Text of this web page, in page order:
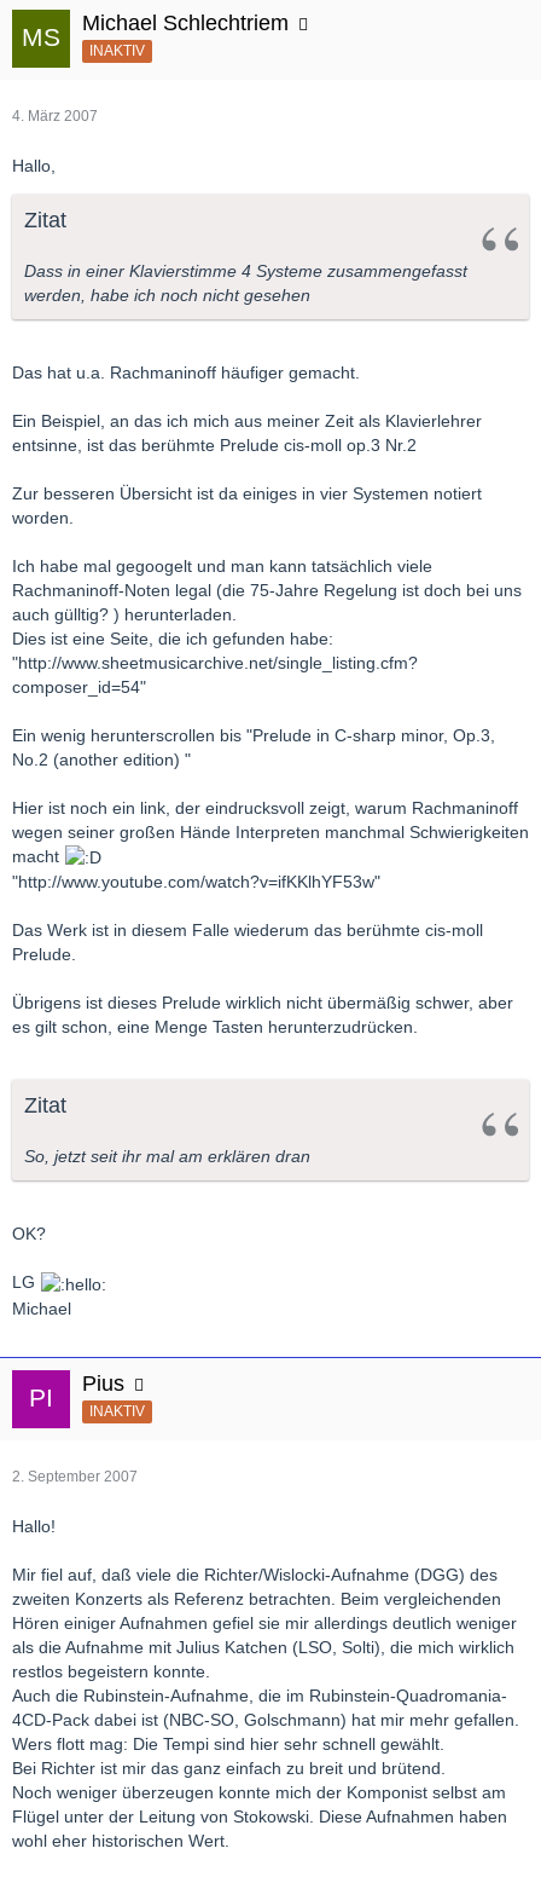
Michael Schlechtriem
INAKTIV
4. März 2007
Hallo,
Zitat
Dass in einer Klavierstimme 4 Systeme zusammengefasst
werden, habe ich noch nicht gesehen
Das hat u.a. Rachmaninoff häufiger gemacht.
Ein Beispiel, an das ich mich aus meiner Zeit als Klavierlehrer
entsinne, ist das berühmte Prelude cis-moll op.3 Nr.2
Zur besseren Übersicht ist da einiges in vier Systemen notiert
worden.
Ich habe mal gegoogelt und man kann tatsächlich viele
Rachmaninoff-Noten legal (die 75-Jahre Regelung ist doch bei uns
auch gülltig? ) herunterladen.
Dies ist eine Seite, die ich gefunden habe:
"http://www.sheetmusicarchive.net/single_listing.cfm?
composer_id=54"
Ein wenig herunterscrollen bis "Prelude in C-sharp minor, Op.3,
No.2 (another edition) "
Hier ist noch ein link, der eindrucksvoll zeigt, warum Rachmaninoff
wegen seiner großen Hände Interpreten manchmal Schwierigkeiten
macht
"http://www.youtube.com/watch?v=ifKKlhYF53w"
Das Werk ist in diesem Falle wiederum das berühmte cis-moll
Prelude.
Übrigens ist dieses Prelude wirklich nicht übermäßig schwer, aber
es gilt schon, eine Menge Tasten herunterzudrücken.
Zitat
So, jetzt seit ihr mal am erklären dran
OK?
LG
Michael
Pius
INAKTIV
2. September 2007
Hallo!
Mir fiel auf, daß viele die Richter/Wislocki-Aufnahme (DGG) des
zweiten Konzerts als Referenz betrachten. Beim vergleichenden
Hören einiger Aufnahmen gefiel sie mir allerdings deutlich weniger
als die Aufnahme mit Julius Katchen (LSO, Solti), die mich wirklich
restlos begeistern konnte.
Auch die Rubinstein-Aufnahme, die im Rubinstein-Quadromania-
4CD-Pack dabei ist (NBC-SO, Golschmann) hat mir mehr gefallen.
Wers flott mag: Die Tempi sind hier sehr schnell gewählt.
Bei Richter ist mir das ganz einfach zu breit und brütend.
Noch weniger überzeugen konnte mich der Komponist selbst am
Flügel unter der Leitung von Stokowski. Diese Aufnahmen haben
wohl eher historischen Wert.